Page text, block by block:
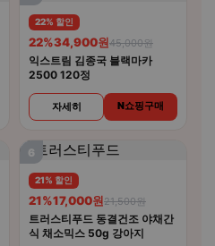
22% 할인
22%34,900원45,000원
익스트림 김종국 블랙마카
2500 120정
자세히 N쇼핑구매
6
21% 할인
21%17,000원21,500원
트러스티푸드 동결건조 야채간
식 채소믹스 50g 강아지